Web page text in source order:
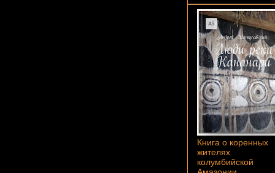
Книга о коренных
жителях
колумбийской